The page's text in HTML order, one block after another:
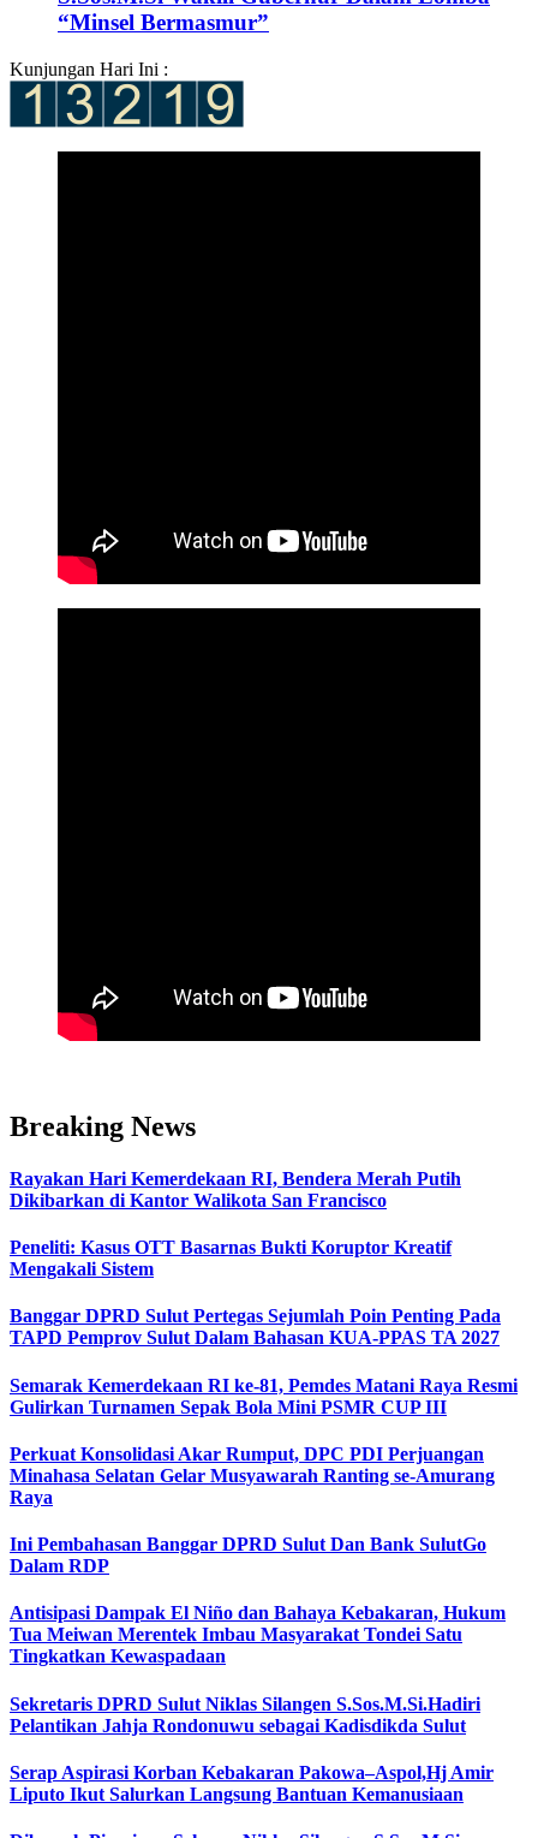
“Minsel Bermasmur”
Kunjungan Hari Ini :
Breaking News
Rayakan Hari Kemerdekaan RI, Bendera Merah Putih
Dikibarkan di Kantor Walikota San Francisco
Peneliti: Kasus OTT Basarnas Bukti Koruptor Kreatif
Mengakali Sistem
Banggar DPRD Sulut Pertegas Sejumlah Poin Penting Pada
TAPD Pemprov Sulut Dalam Bahasan KUA-PPAS TA 2027
Semarak Kemerdekaan RI ke-81, Pemdes Matani Raya Resmi
Gulirkan Turnamen Sepak Bola Mini PSMR CUP III
Perkuat Konsolidasi Akar Rumput, DPC PDI Perjuangan
Minahasa Selatan Gelar Musyawarah Ranting se-Amurang
Raya
Ini Pembahasan Banggar DPRD Sulut Dan Bank SulutGo
Dalam RDP
Antisipasi Dampak El Niño dan Bahaya Kebakaran, Hukum
Tua Meiwan Merentek Imbau Masyarakat Tondei Satu
Tingkatkan Kewaspadaan
Sekretaris DPRD Sulut Niklas Silangen S.Sos.M.Si.Hadiri
Pelantikan Jahja Rondonuwu sebagai Kadisdikda Sulut
Serap Aspirasi Korban Kebakaran Pakowa–Aspol,Hj Amir
Liputo Ikut Salurkan Langsung Bantuan Kemanusiaan